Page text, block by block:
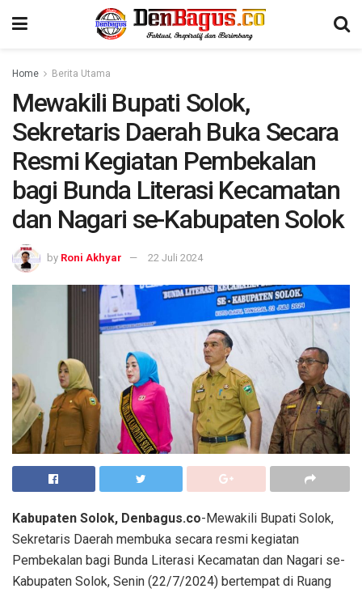
Home Berita Utama
Mewakili Bupati Solok,
Sekretaris Daerah Buka Secara
Resmi Kegiatan Pembekalan
bagi Bunda Literasi Kecamatan
dan Nagari se-Kabupaten Solok
by Roni Akhyar 22 Juli 2024
Kabupaten Solok, Denbagus.co-Mewakili Bupati Solok,
Sekretaris Daerah membuka secara resmi kegiatan
Pembekalan bagi Bunda Literasi Kecamatan dan Nagari se-
Kabupaten Solok, Senin (22/7/2024) bertempat di Ruang